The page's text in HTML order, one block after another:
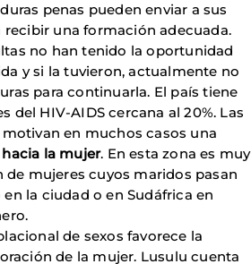
penas pueden enviar a sus
recibir una formación adecuada.
no han tenido la oportunidad
y si la tuvieron, actualmente no
para continuarla. El país tiene
del HIV-AIDS cercana al 20%. Las
en muchos casos una
la mujer. En esta zona es muy
mujeres cuyos maridos pasan
la ciudad o en Sudáfrica en
de sexos favorece la
de la mujer. Lusulu cuenta